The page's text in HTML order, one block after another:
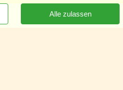
jetzt abonnieren [x]
Alle zulassen